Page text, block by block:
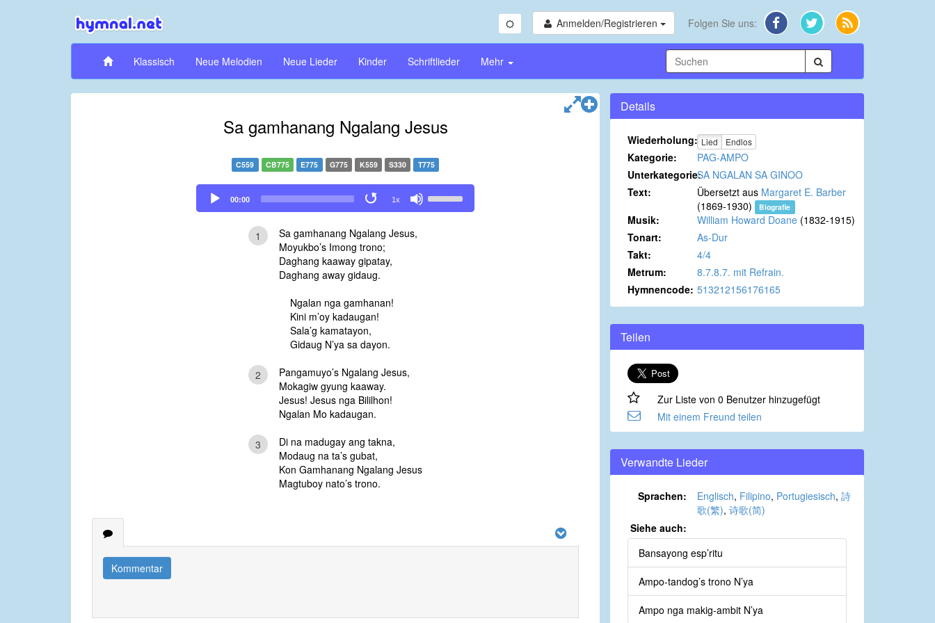
Anmelden/Registrieren Folgen Sie uns:
Klassisch Neue Melodien Neue Lieder Kinder Schriftlieder Mehr
Sa gamhanang Ngalang Jesus
C559 CB775 E775 G775 K559 S330 T775
Audio
Player
00:00 1x
Up/Down
1
Sa gamhanang Ngalang Jesus,
Moyukbo’s Imong trono;
Daghang kaaway gipatay,
Daghang away gidaug.
Ngalan nga gamhanan!
Kini m’oy kadaugan!
Sala’g kamatayon,
Gidaug N’ya sa dayon.
2
Pangamuyo’s Ngalang Jesus,
Mokagiw gyung kaaway.
Jesus! Jesus nga Bililhon!
Ngalan Mo kadaugan.
3
Di na madugay ang takna,
Modaug na ta’s gubat,
Kon Gamhanang Ngalang Jesus
Magtuboy nato’s trono.
Kommentar
Details
Wiederholung: Lied Endlos
Kategorie:
PAG-AMPO
Unterkategorie:SA NGALAN SA GINOO
Text:
Übersetzt aus Margaret E. Barber
(1869-1930)
Biografie
Musik: William Howard Doane (1832-1915)
Tonart:
As-Dur
Takt:
4/4
Metrum:
8.7.8.7. mit Refrain.
Hymnencode: 513212156176165
Teilen
Zur Liste von 0 Benutzer hinzugefügt
Mit einem Freund teilen
Verwandte Lieder
Sprachen: Englisch, Filipino, Portugiesisch, 詩
歌(繁), 诗歌(简)
Siehe auch:
Bansayong esp’ritu
Ampo-tandog’s trono N’ya
Ampo nga makig-ambit N’ya